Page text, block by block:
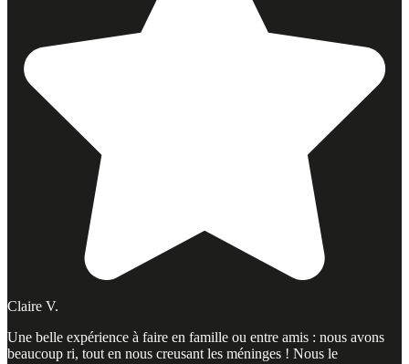
Claire V.
Une belle expérience à faire en famille ou entre amis : nous avons
beaucoup ri, tout en nous creusant les méninges ! Nous le